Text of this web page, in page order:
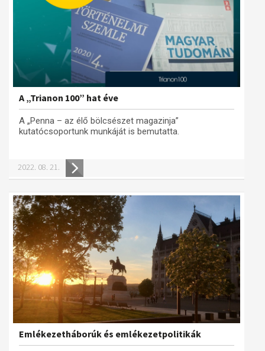
A „Trianon 100” hat éve
A „Penna – az élő bölcsészet magazinja”
kutatócsoportunk munkáját is bemutatta.
2022. 08. 21.
Emlékezetháborúk és emlékezetpolitikák